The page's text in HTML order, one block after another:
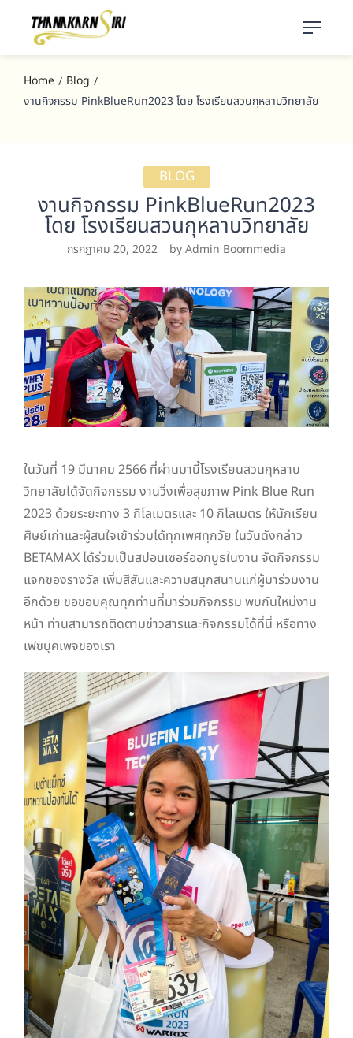
Home / Blog /
งานกิจกรรม PinkBlueRun2023 โดย โรงเรียนสวนกุหลาบวิทยาลัย
BLOG
งานกิจกรรม PinkBlueRun2023
โดย โรงเรียนสวนกุหลาบวิทยาลัย
กรกฎาคม 20, 2022 by Admin Boommedia
ในวันที่ 19 มีนาคม 2566 ที่ผ่านมานี้โรงเรียนสวนกุหลาบ
วิทยาลัยได้จัดกิจกรรม งานวิ่งเพื่อสุขภาพ Pink Blue Run
2023 ด้วยระยะทาง 3 กิโลเมตรและ 10 กิโลเมตร ให้นักเรียน
ศิษย์เก่าและผู้สนใจเข้าร่วมได้ทุกเพศทุกวัย ในวันดังกล่าว
BETAMAX ได้ร่วมเป็นสปอนเซอร์ออกบูธในงาน จัดกิจกรรม
แจกของรางวัล เพิ่มสีสันและความสนุกสนานแก่ผู้มาร่วมงาน
อีกด้วย ขอขอบคุณทุกท่านที่มาร่วมกิจกรรม พบกันใหม่งาน
หน้า ท่านสามารถติดตามข่าวสารและกิจกรรมได้ที่นี่ หรือทาง
เฟซบุคเพจของเรา